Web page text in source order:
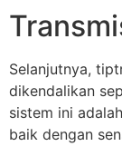
Selanjutnya,
dikendalikan
sistem ini
baik dengan